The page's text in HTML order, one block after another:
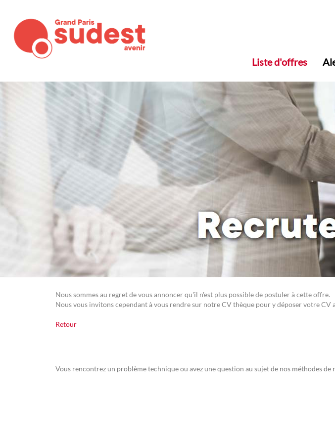
Liste d'offres
Nous sommes au regret de vous annoncer qu'il n'est plus possible de postuler à cette offre.
Nous vous invitons cependant à vous rendre sur notre CV thèque pour y déposer votre
Retour
Vous rencontrez un problème technique ou avez une question au sujet de nos méthodes de